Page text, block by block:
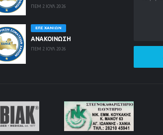
ΠΕΜ 2 ΙΟΥΛ 2026
ΕΠΣ ΧΑΝΊΩΝ
ΑΝΑΚΟΙΝΩΣΗ
ΠΕΜ 2 ΙΟΥΛ 2026